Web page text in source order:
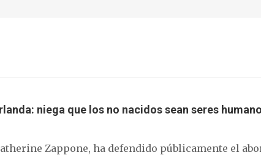
niega que los no nacidos sean seres
Zappone, ha defendido públicamente el